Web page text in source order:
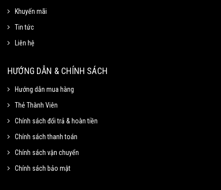
Khuyến mãi
Tin tức
Liên hệ
HƯỚNG DẪN & CHÍNH SÁCH
Hướng dẫn mua hàng
Thẻ Thành Viên
Chính sách đổi trả & hoàn tiền
Chính sách thanh toán
Chính sách vận chuyển
Chính sách bảo mật